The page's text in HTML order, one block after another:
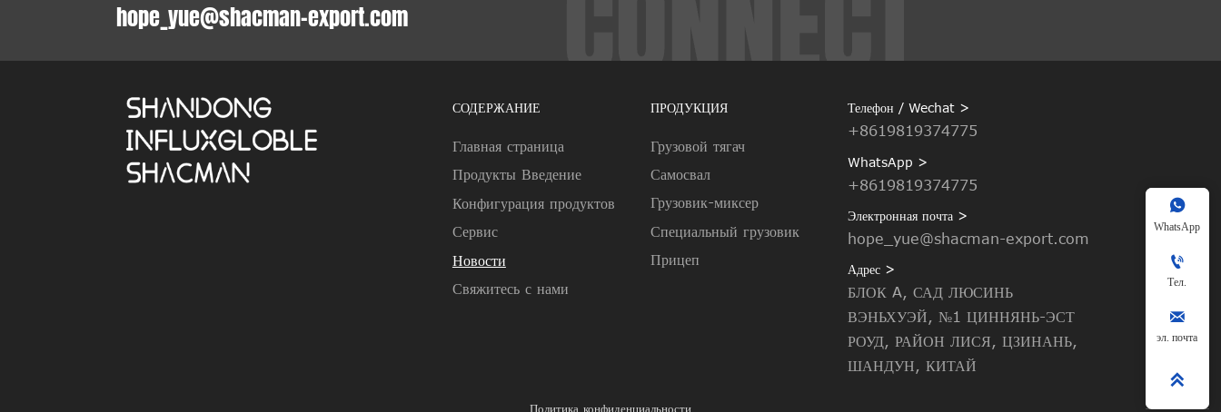
hope_yue@shacman-export.com
СОДЕРЖАНИЕ
Главная страница
Продукты Введение
Конфигурация продуктов
Сервис
Новости
Свяжитесь с нами
ПРОДУКЦИЯ
Грузовой тягач
Самосвал
Грузовик-миксер
Специальный грузовик
Прицеп
Телефон / Wechat >
+8619819374775
WhatsApp >
+8619819374775
Электронная почта >
hope_yue@shacman-export.com
Адрес >
БЛОК A, САД ЛЮСИНЬ
ВЭНЬХУЭЙ, №1 ЦИННЯНЬ-ЭСТ
РОУД, РАЙОН ЛИСЯ, ЦЗИНАНЬ,
ШАНДУН, КИТАЙ
Политика конфиденциальности

WhatsApp

Тел.

эл. почта
